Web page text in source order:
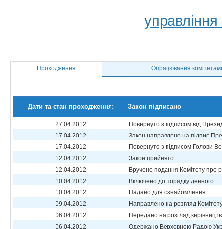
Проходження Опрацювання
Дати та стан проходження: Закон підписано
27.04.2012
Повернуто з підписом від
17.04.2012
Закон направлено на підпис
17.04.2012
Повернуто з підписом Голови
12.04.2012
Закон прийнято
12.04.2012
Вручено подання Комітету про
10.04.2012
Включено до порядку денного
10.04.2012
Надано для ознайомлення
09.04.2012
Направлено на розгляд Комітету
06.04.2012
Передано на розгляд
06.04.2012
Одержано Верховною Радою